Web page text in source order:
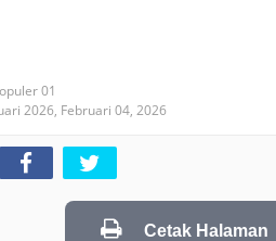
01
2026, Februari 04, 2026
Cetak Halaman